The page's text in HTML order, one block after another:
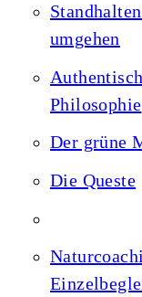
umgehen
Philosophie
Der grüne
Die Queste